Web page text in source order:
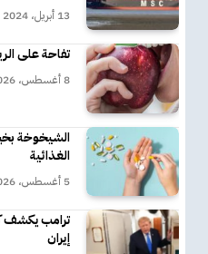
13 أبريل، 2024
تفاحة على
8 أغسطس، 2026
الشيخوخة
الغذائية
5 أغسطس، 2026
ترامب
إيران